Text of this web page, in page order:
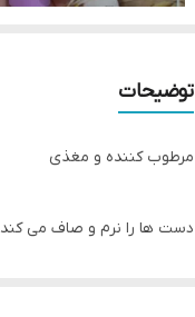
توضیحات
مرطوب کننده و مغذی
دست ها را نرم و صاف می کند